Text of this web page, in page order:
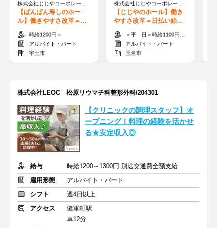
【ばんばん寿しのホー
ル】働きやすさ改革＝日
払いStart！夏休み限定◎
7・8月限定時給も★
時給1200円～
アルバイト・パート
宇土市
【じじやのホール】働き
やすさ改革＝日払い始め
ました！夏休み限定も歓
迎★高校生OK
＜平 日＞時給1100円 ＜土日祝＞時給1150円
アルバイト・パート
玉名市
株式会社LEOC 松原リウマチ科整形外科/204301
【クリニックの調理スタッフ】オ
ープニング！料理の経験を活かせ
る★安定収入◎
給与
時給1200～1300円 別途交通費全額支給
雇用形態
アルバイト・パート
シフト
週4日以上
アクセス
健軍町駅
車12分